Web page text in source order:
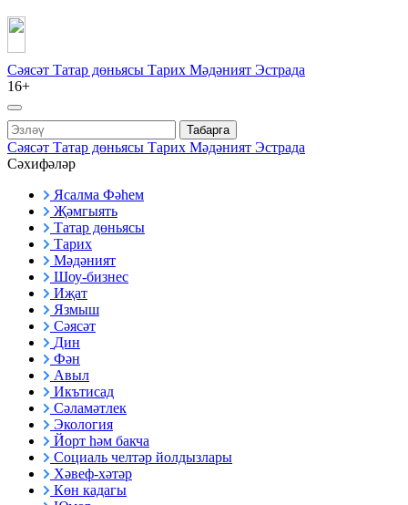
Сәясәт Татар дөньясы Тарих Мәдәният Эстрада
16+
Табарга
Сәясәт Татар дөньясы Тарих Мәдәният Эстрада
Сәхифәләр
Ясалма Фәһем
Җәмгыять
Татар дөньясы
Тарих
Мәдәният
Шоу-бизнес
Иҗат
Язмыш
Сәясәт
Дин
Фән
Авыл
Икътисад
Сәламәтлек
Экология
Йорт һәм бакча
Социаль челтәр йолдызлары
Хәвеф-хәтәр
Көн кадагы